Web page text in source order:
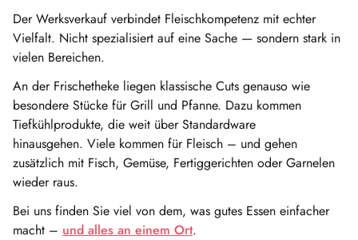
Der Werksverkauf verbindet Fleischkompetenz mit echter
Vielfalt. Nicht spezialisiert auf eine Sache — sondern stark in
vielen Bereichen.
An der Frischetheke liegen klassische Cuts genauso wie
besondere Stücke für Grill und Pfanne. Dazu kommen
Tiefkühlprodukte, die weit über Standardware
hinausgehen. Viele kommen für Fleisch – und gehen
zusätzlich mit Fisch, Gemüse, Fertiggerichten oder Garnelen
wieder raus.
Bei uns finden Sie viel von dem, was gutes Essen einfacher
macht – und alles an einem Ort.